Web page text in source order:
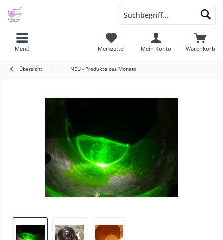
Menü Warenkorb
Merkzettel Mein Konto
Übersicht NEU - Produkte des Monats